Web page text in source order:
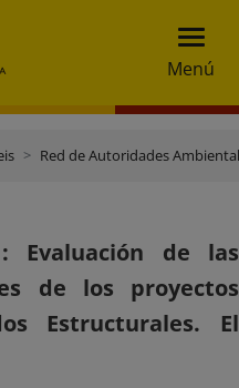
Menú
Red de Autoridades
Evaluación de las
de los proyectos
Estructurales. El